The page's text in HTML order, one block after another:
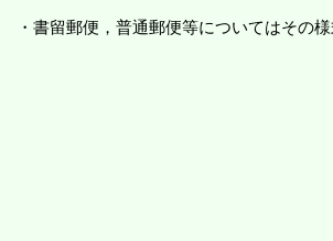
等についてはその様式にして